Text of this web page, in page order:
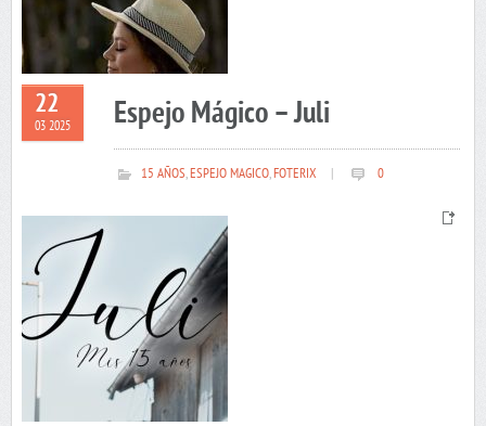
22
03 2025 Espejo Mágico – Juli
15 AÑOS,ESPEJO MAGICO,FOTERIX 0